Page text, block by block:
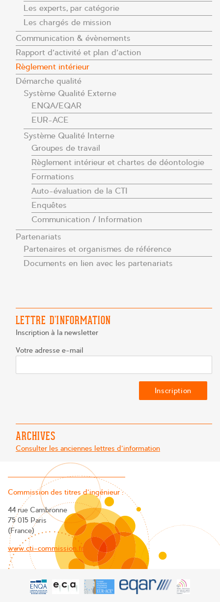
Les experts, par catégorie
Les chargés de mission
Communication & évènements
Rapport d’activité et plan d’action
Règlement intérieur
Démarche qualité
Système Qualité Externe
ENQA/EQAR
EUR-ACE
Système Qualité Interne
Groupes de travail
Règlement intérieur et chartes de déontologie
Formations
Auto-évaluation de la CTI
Enquêtes
Communication / Information
Partenariats
Partenaires et organismes de référence
Documents en lien avec les partenariats
LETTRE D’INFORMATION
Inscription à la newsletter
Votre adresse e-mail
ARCHIVES
Consulter les anciennes lettres d'information
Commission des titres d’ingénieur :
44 rue Cambronne
75 015 Paris
(France)
www.cti-commission.fr